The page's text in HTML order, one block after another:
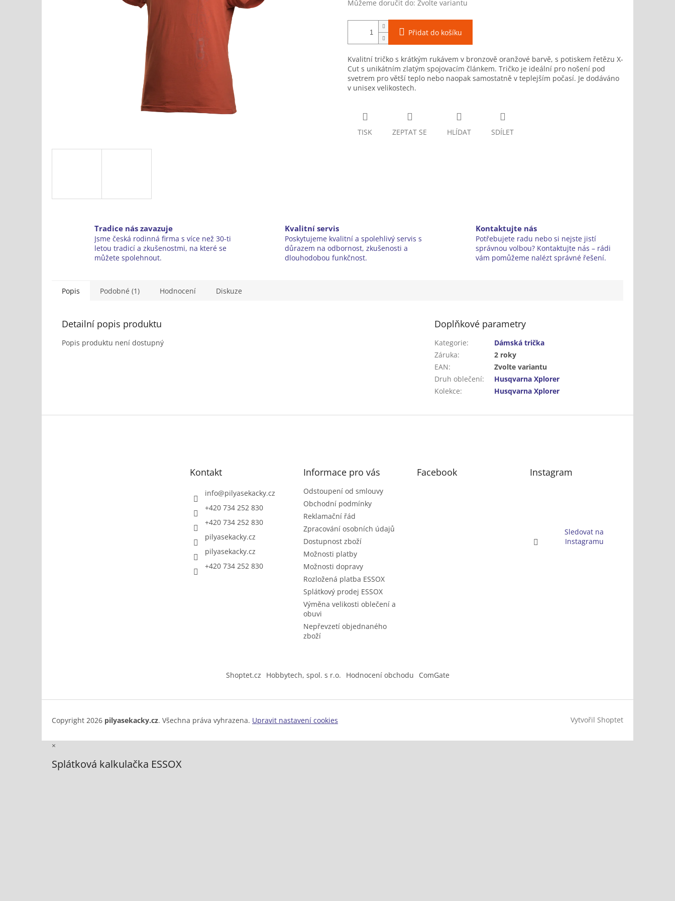
Můžeme doručit do: Zvolte variantu
Přidat do košíku
Kvalitní tričko s krátkým rukávem v bronzově oranžové barvě, s potiskem řetězu X-
Cut s unikátním zlatým spojovacím článkem. Tričko je ideální pro nošení pod
svetrem pro větší teplo nebo naopak samostatně v teplejším počasí. Je dodáváno
v unisex velikostech.
TISK ZEPTAT SE HLÍDAT SDÍLET
Tradice nás zavazuje
Jsme česká rodinná firma s více než 30-ti
letou tradicí a zkušenostmi, na které se
můžete spolehnout.
Kvalitní servis
Poskytujeme kvalitní a spolehlivý servis s
důrazem na odbornost, zkušenosti a
dlouhodobou funkčnost.
Kontaktujte nás
Potřebujete radu nebo si nejste jistí
správnou volbou? Kontaktujte nás – rádi
vám pomůžeme nalézt správné řešení.
Popis Podobné (1) Hodnocení Diskuze
Detailní popis produktu
Popis produktu není dostupný
Doplňkové parametry
Kategorie:
Dámská trička
Záruka:
2 roky
EAN:
Zvolte variantu
Druh oblečení:
Husqvarna Xplorer
Kolekce: Husqvarna Xplorer
Kontakt
info@pilyasekacky.cz
+420 734 252 830
+420 734 252 830
pilyasekacky.cz
pilyasekacky.cz
+420 734 252 830
Informace pro vás
Odstoupení od smlouvy
Obchodní podmínky
Reklamační řád
Zpracování osobních údajů
Dostupnost zboží
Možnosti platby
Možnosti dopravy
Rozložená platba ESSOX
Splátkový prodej ESSOX
Výměna velikosti oblečení a
obuvi
Nepřevzetí objednaného
zboží
Facebook Instagram
Sledovat na
Instagramu
Shoptet.cz Hobbytech, spol. s r.o. Hodnocení obchodu ComGate
Vytvořil Shoptet
Copyright 2026 pilyasekacky.cz. Všechna práva vyhrazena. Upravit nastavení cookies
×
Splátková kalkulačka ESSOX